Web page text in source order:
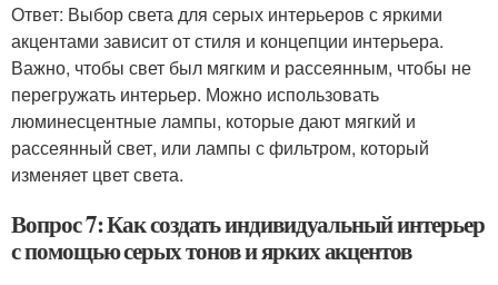
Ответ: Выбор света для серых интерьеров с яркими
акцентами зависит от стиля и концепции интерьера.
Важно, чтобы свет был мягким и рассеянным, чтобы не
перегружать интерьер. Можно использовать
люминесцентные лампы, которые дают мягкий и
рассеянный свет, или лампы с фильтром, который
изменяет цвет света.
Вопрос 7: Как создать индивидуальный интерьер
с помощью серых тонов и ярких акцентов